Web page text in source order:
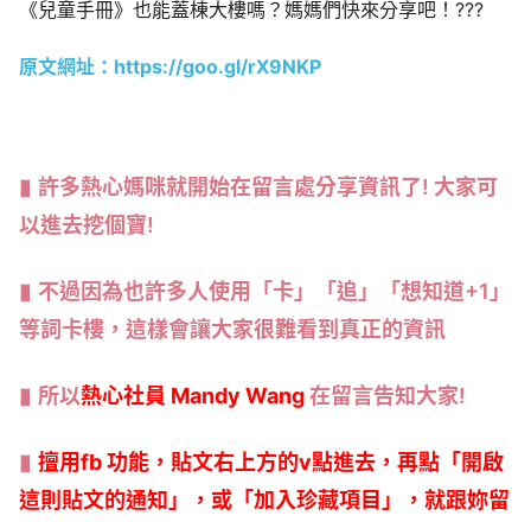
《兒童手冊》也能蓋棟大樓嗎？媽媽們快來分享吧！ ???
原文網址：https://goo.gl/rX9NKP
許多熱心媽咪就開始在留言處分享資訊了! 大家可
以進去挖個寶!
不過因為也許多人使用「卡」「追」「想知道+1」
等詞卡樓，這樣會讓大家很難看到真正的資訊
所以熱心社員 Mandy Wang在留言告知大家!
擅用fb 功能，貼文右上方的v點進去，再點「開啟
這則貼文的通知」，或「加入珍藏項目」，就跟妳留